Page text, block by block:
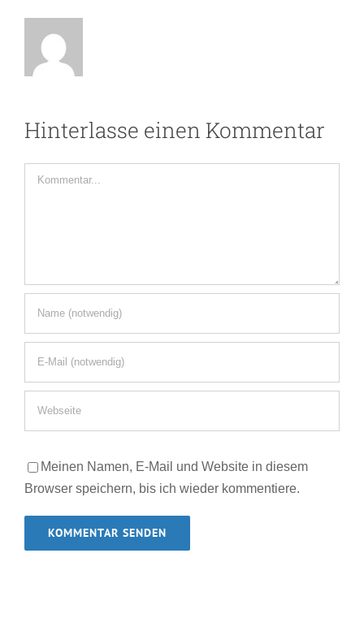
Hinterlasse einen Kommentar
Kommentar
Meinen Namen, E-Mail und Website in diesem
Browser speichern, bis ich wieder kommentiere.